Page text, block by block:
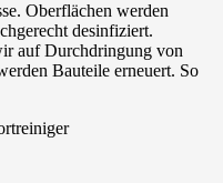
Oberflächen werden
desinfiziert.
auf Durchdringung von
Bauteile erneuert. So